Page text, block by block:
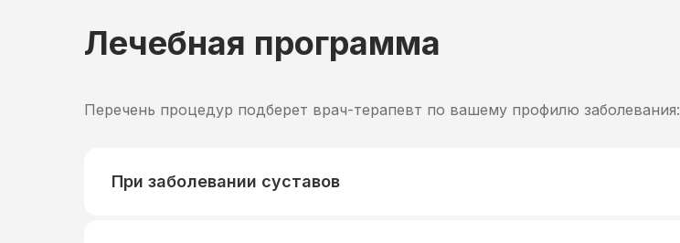
Лечебная программа
Перечень процедур подберет врач-терапевт по вашему профилю заболевания:
При заболевании суставов